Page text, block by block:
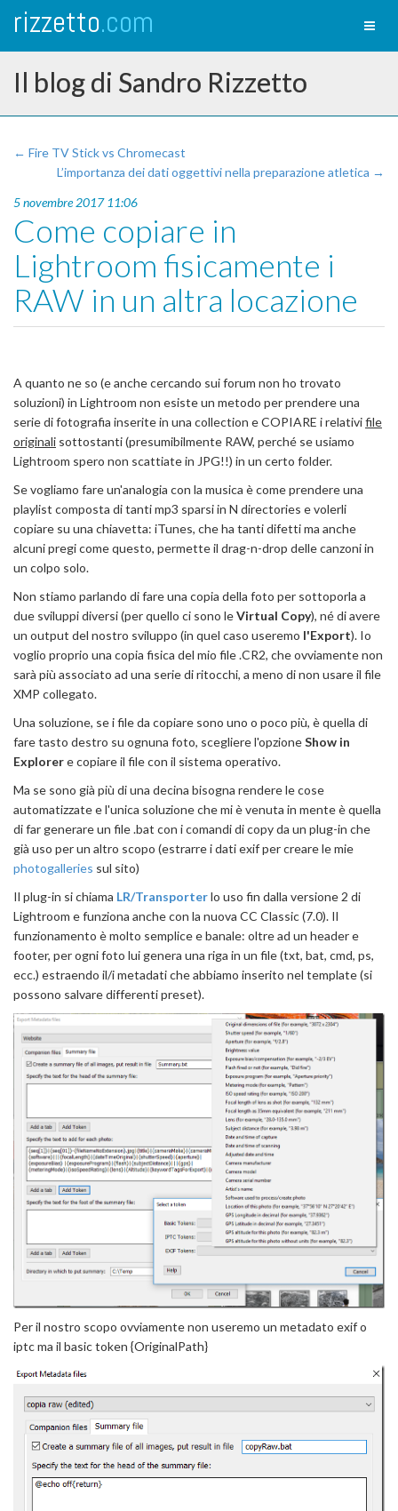
rizzetto.com
Il blog di Sandro Rizzetto
← Fire TV Stick vs Chromecast
L’importanza dei dati oggettivi nella preparazione atletica →
5 novembre 2017 11:06
Come copiare in
Lightroom fisicamente i
RAW in un altra locazione
A quanto ne so (e anche cercando sui forum non ho trovato
soluzioni) in Lightroom non esiste un metodo per prendere una
serie di fotografia inserite in una collection e COPIARE i relativifile
originali sottostanti (presumibilmente RAW, perché se usiamo
Lightroom spero non scattiate in JPG!!) in un certo folder.
Se vogliamo fare un'analogia con la musica è come prendere una
playlist composta di tanti mp3 sparsi in N directories e volerli
copiare su una chiavetta: iTunes, che ha tanti difetti ma anche
alcuni pregi come questo, permette il drag-n-drop delle canzoni in
un colpo solo.
Non stiamo parlando di fare una copia della foto per sottoporla a
due sviluppi diversi (per quello ci sono leVirtual Copy), né di avere
un output del nostro sviluppo (in quel caso useremo l'Export). Io
voglio proprio una copia fisica del mio file .CR2, che ovviamente non
sarà più associato ad una serie di ritocchi, a meno di non usare il file
XMP collegato.
Una soluzione, se i file da copiare sono uno o poco più, è quella di
fare tasto destro su ognuna foto, scegliere l'opzioneShow in
Explorere copiare il file con il sistema operativo.
Ma se sono già più di una decina bisogna rendere le cose
automatizzate e l'unica soluzione che mi è venuta in mente è quella
di far generare un file .bat con i comandi di copy da un plug-in che
già uso per un altro scopo (estrarre i dati exif per creare le mie
photogalleries sul sito)
Il plug-in si chiama LR/Transporterlo uso fin dalla versione 2 di
Lightroom e funziona anche con la nuova CC Classic (7.0). Il
funzionamento è molto semplice e banale: oltre ad un header e
footer, per ogni foto lui genera una riga in un file (txt, bat, cmd, ps,
ecc.) estraendo il/i metadati che abbiamo inserito nel template (si
possono salvare differenti preset).
Per il nostro scopo ovviamente non useremo un metadato exif o
iptc ma il basic token {OriginalPath}